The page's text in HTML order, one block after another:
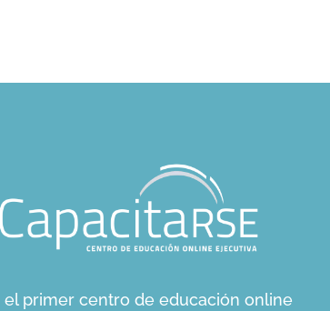
el primer centro de educación online